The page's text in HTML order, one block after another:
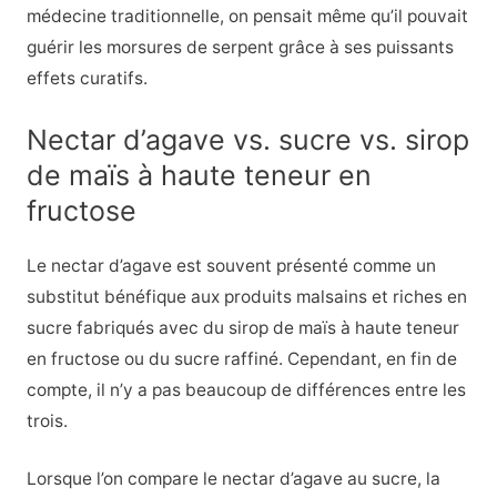
médecine traditionnelle, on pensait même qu’il pouvait
guérir les morsures de serpent grâce à ses puissants
effets curatifs.
Nectar d’agave vs. sucre vs. sirop
de maïs à haute teneur en
fructose
Le nectar d’agave est souvent présenté comme un
substitut bénéfique aux produits malsains et riches en
sucre fabriqués avec du sirop de maïs à haute teneur
en fructose ou du sucre raffiné. Cependant, en fin de
compte, il n’y a pas beaucoup de différences entre les
trois.
Lorsque l’on compare le nectar d’agave au sucre, la